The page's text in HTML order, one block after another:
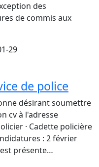
des
de commis aux
29
de police
désirant soumettre
cv à l'adresse
· Cadette policière
: 2 février
est présente…